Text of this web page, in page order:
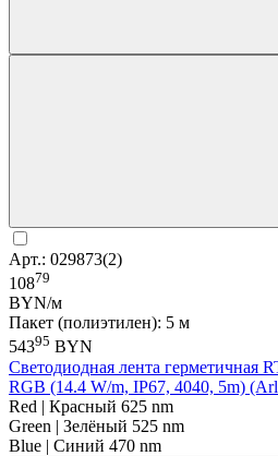
Арт.: 029873(2)
10879
BYN/м
Пакет (полиэтилен): 5 м
54395 BYN
Светодиодная лента герметичная
RGB (14.4 W/m, IP67, 4040, 5m)
Red | Красный 625 nm
Green | Зелёный 525 nm
Blue | Синий 470 nm